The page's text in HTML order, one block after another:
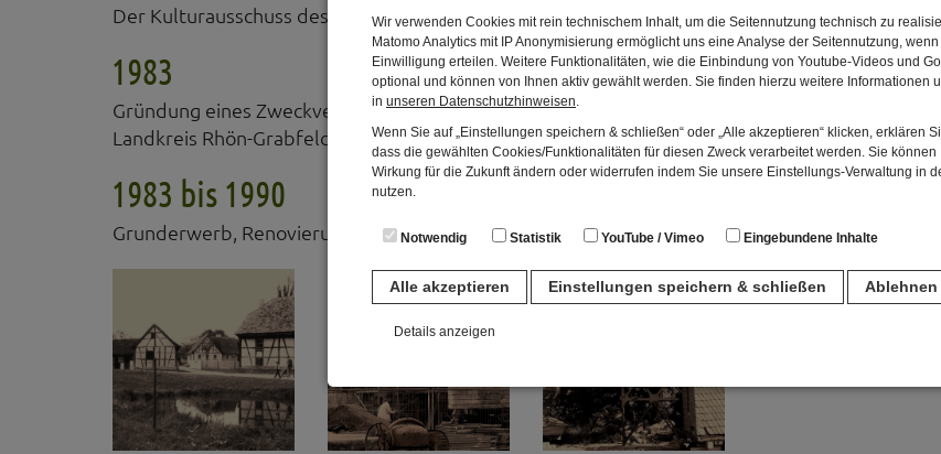
Wir verwenden Cookies mit rein technischem Inhalt, um die Seitennutzung technisch zu
Matomo Analytics mit IP Anonymisierung ermöglicht uns eine Analyse der Seitennutzung,
Einwilligung erteilen. Weitere Funktionalitäten, wie die Einbindung von Youtube-Videos und
optional und können von Ihnen aktiv gewählt werden. Sie finden hierzu weitere Informationen
in unseren Datenschutzhinweisen
Wenn Sie auf „Einstellungen speichern & schließen“ oder „Alle akzeptieren“ klicken, erklären
dass die gewählten Cookies/Funktionalitäten für diesen Zweck verarbeitet werden. Sie können
Wirkung für die Zukunft ändern oder widerrufen indem Sie unsere Einstellungs-Verwaltung in
nutzen.
Notwendig Statistik YouTube / Vimeo Eingebundene Inhalte
Alle akzeptieren Einstellungen speichern & schließen Ablehnen
Details anzeigen
Diese Cookies sind für den Betrieb der Seite unbedingt notwendig. Hierbei werden keinerlei
gespeichert. Lediglich eine anonyme Session-ID wird hinterlegt.
Der Kulturausschuss des Bezirk Unterfranken beschließt den Aufbau eines Freilandmuseums
1983
Gründung eines Zweckverbands als Träger des Fränkischen Freilandmuseums Fladungen.
Landkreis Rhön-Grabfeld und die Stadt Fladungen
1983 bis 1990
Grunderwerb, Renovierung der Reßmühle, Wiederaufbau weiterer historischer Gebäude